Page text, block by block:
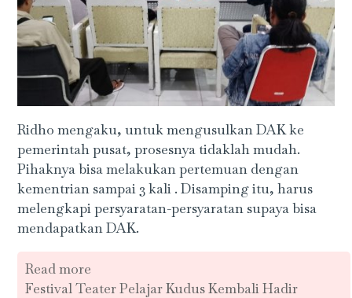
Ridho mengaku, untuk mengusulkan DAK ke
pemerintah pusat, prosesnya tidaklah mudah.
Pihaknya bisa melakukan pertemuan dengan
kementrian sampai 3 kali . Disamping itu, harus
melengkapi persyaratan-persyaratan supaya bisa
mendapatkan DAK.
Read more
Festival Teater Pelajar Kudus Kembali Hadir